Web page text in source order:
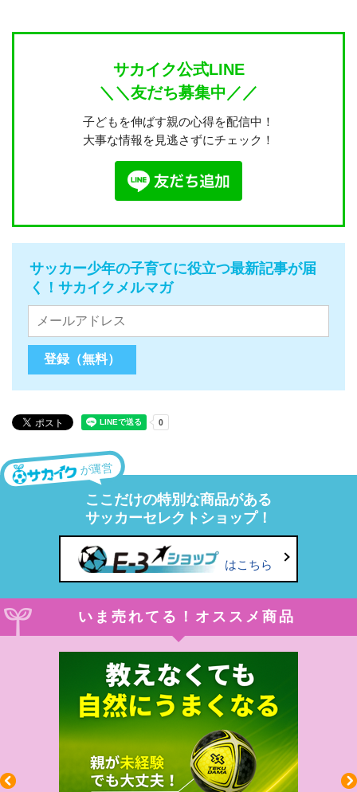
サカイク公式LINE
＼＼友だち募集中／／
子どもを伸ばす親の心得を配信中！
大事な情報を見逃さずにチェック！
サッカー少年の子育てに役立つ最新記事が届
く！サカイクメルマガ
が運営
ここだけの特別な商品がある
サッカーセレクトショップ！
はこちら
いま売れてる！オススメ商品